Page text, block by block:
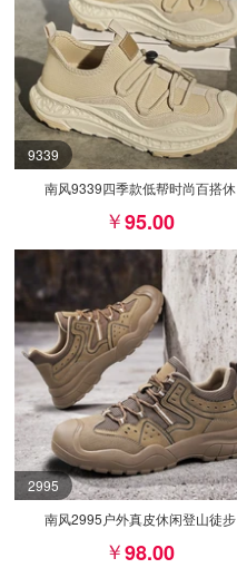
9339
南风9339四季款低帮时尚百搭休
95.00
2995
南风2995户外真皮休闲登山徒步
98.00